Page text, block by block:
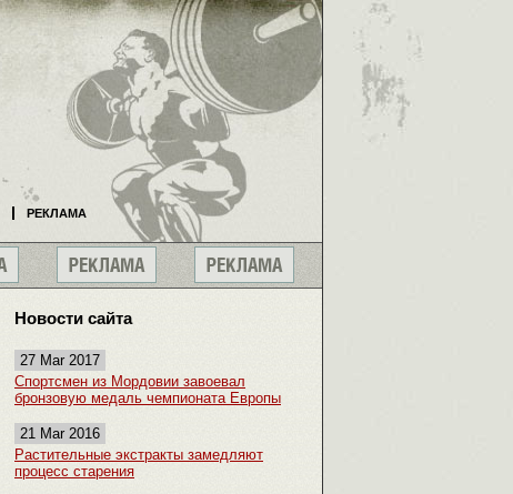
Новости сайта
27 Mar 2017
Спортсмен из Мордовии завоевал
бронзовую медаль чемпионата Европы
21 Mar 2016
Растительные экстракты замедляют
процесс старения
РЕКЛАМА